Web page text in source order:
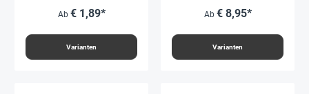
Ab € 1,89*
Varianten
Ab € 8,95*
Varianten